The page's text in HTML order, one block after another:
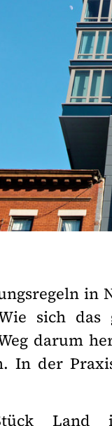
sich
darum
In der
Land